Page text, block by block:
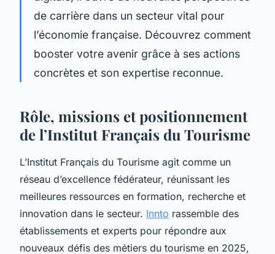
de carrière dans un secteur vital pour
l’économie française. Découvrez comment
booster votre avenir grâce à ses actions
concrètes et son expertise reconnue.
Rôle, missions et positionnement
de l’Institut Français du Tourisme
L’Institut Français du Tourisme agit comme un
réseau d’excellence fédérateur, réunissant les
meilleures ressources en formation, recherche et
innovation dans le secteur. Innto rassemble des
établissements et experts pour répondre aux
nouveaux défis des métiers du tourisme en 2025,